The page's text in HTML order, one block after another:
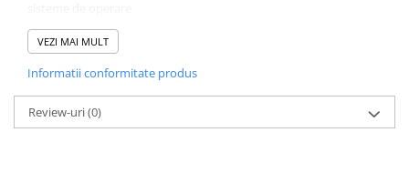
Dezvoltat și actualizat continuu
Păstrați-vă sistemele Linux protejate cu soluția noastră antivirus
ușoară, care nu vă încetinește. Tehnologia noastră CommunityIQ
oferă protecție anti-malware Linux în timp real și accelerează
stațiile de lucru prin protejarea fișierelor de pe server, utilizând
VEZI MAI MULT
Informatii conformitate produs
Review-uri(0)